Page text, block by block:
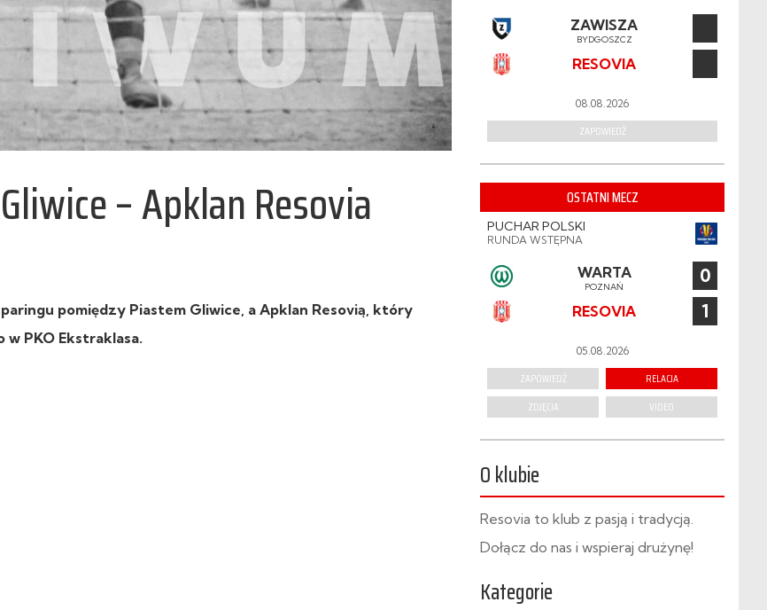
– Apklan Resovia
pomiędzy Piastem Gliwice, a Apklan Resovią, który
w PKO Ekstraklasa.
ZAWISZA
BYDGOSZCZ
RESOVIA
08.08.2026
ZAPOWIEDŹ
OSTATNI MECZ
PUCHAR POLSKI
RUNDA WSTĘPNA
WARTA
POZNAŃ 0
RESOVIA 1
05.08.2026
ZAPOWIEDŹ
RELACJA
ZDJĘCIA
VIDEO
O klubie
Resovia to klub z pasją i tradycją.
Dołącz do nas i wspieraj drużynę!
Kategorie